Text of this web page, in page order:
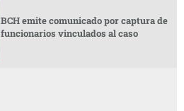
BCH emite comunicado por captura de
funcionarios vinculados al caso